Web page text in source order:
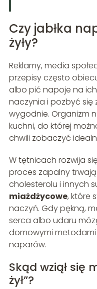
Czy jabłka
żyły?
Reklamy, media
przepisy często
albo pić napoje na ich
naczynia i pozbyć się
wygodnie. Organizm
kuchni, do której
chwili zobaczyć
W tętnicach rozwija
proces zapalny
cholesterolu i innych
miażdżycowe, które
naczyń. Gdy pękną,
serca albo udaru
domowymi
naparów.
Skąd wziął się
żył”?